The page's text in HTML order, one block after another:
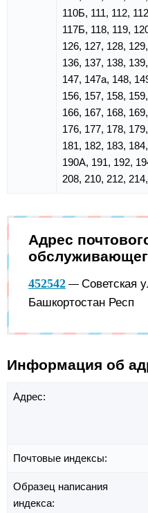
110Б, 111, 112,
117Б, 118, 119,
126, 127, 128,
136, 137, 138,
147, 147а, 148,
156, 157, 158,
166, 167, 168,
176, 177, 178,
181, 182, 183,
190А, 191, 192,
208, 210, 212,
Адрес
452542 — Советская
Башкортостан Респ
Информация об
Адрес:
Почтовые индексы:
Образец написания
индекса: